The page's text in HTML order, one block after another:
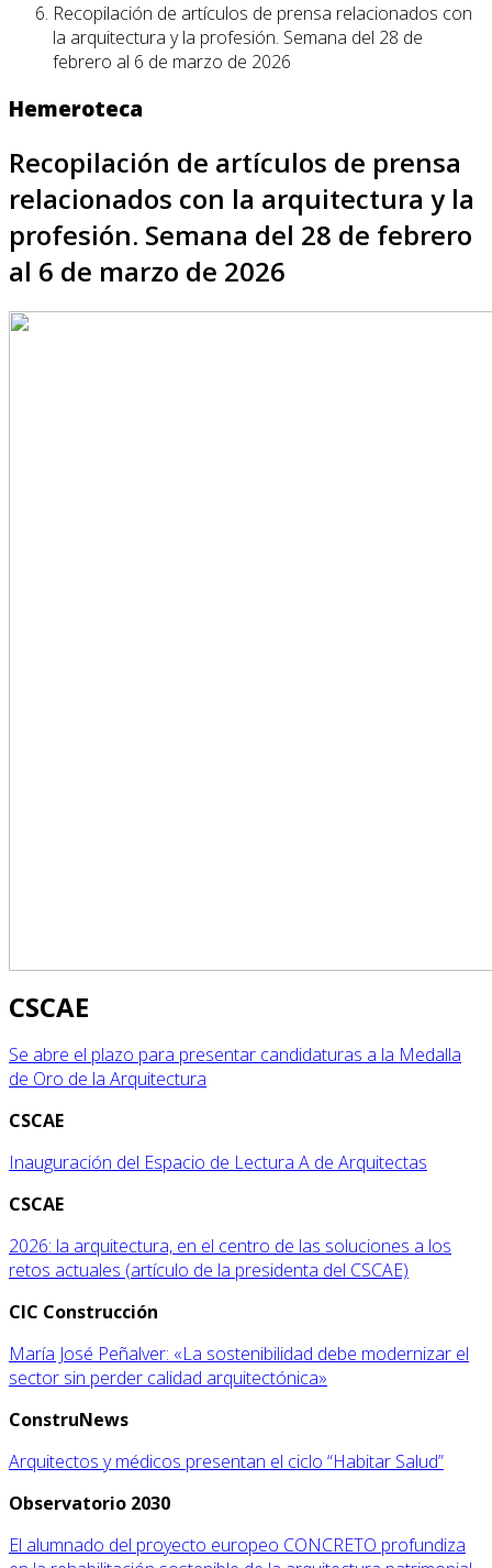
Recopilación de artículos de prensa relacionados con
la arquitectura y la profesión. Semana del 28 de
febrero al 6 de marzo de 2026
Hemeroteca
Recopilación de artículos de prensa
relacionados con la arquitectura y la
profesión. Semana del 28 de febrero
al 6 de marzo de 2026
CSCAE
Se abre el plazo para presentar candidaturas a la Medalla
de Oro de la Arquitectura
CSCAE
Inauguración del Espacio de Lectura A de Arquitectas
CSCAE
2026: la arquitectura, en el centro de las soluciones a los
retos actuales (artículo de la presidenta del CSCAE)
CIC Construcción
María José Peñalver: «La sostenibilidad debe modernizar el
sector sin perder calidad arquitectónica»
ConstruNews
Arquitectos y médicos presentan el ciclo “Habitar Salud”
Observatorio 2030
El alumnado del proyecto europeo CONCRETO profundiza